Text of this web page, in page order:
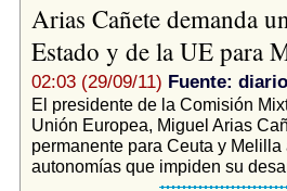
Arias Cañete demanda
Estado y de la UE para
02:03 (29/09/11) Fuente:
El presidente de la Comisión
Unión Europea, Miguel Arias
permanente para Ceuta y
autonomías que impiden su